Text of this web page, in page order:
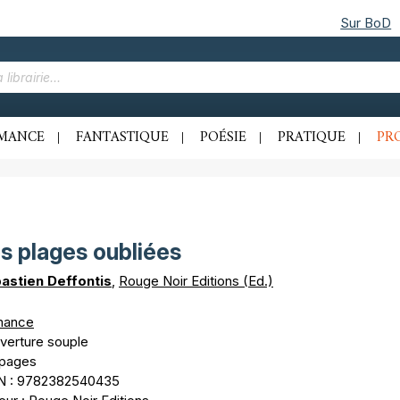
Sur BoD
FANTASTIQUE POÉSIE PRATIQUE
plages oubliées
Deffontis, Rouge Noir Editions (Ed.)
souple
: 9782382540435